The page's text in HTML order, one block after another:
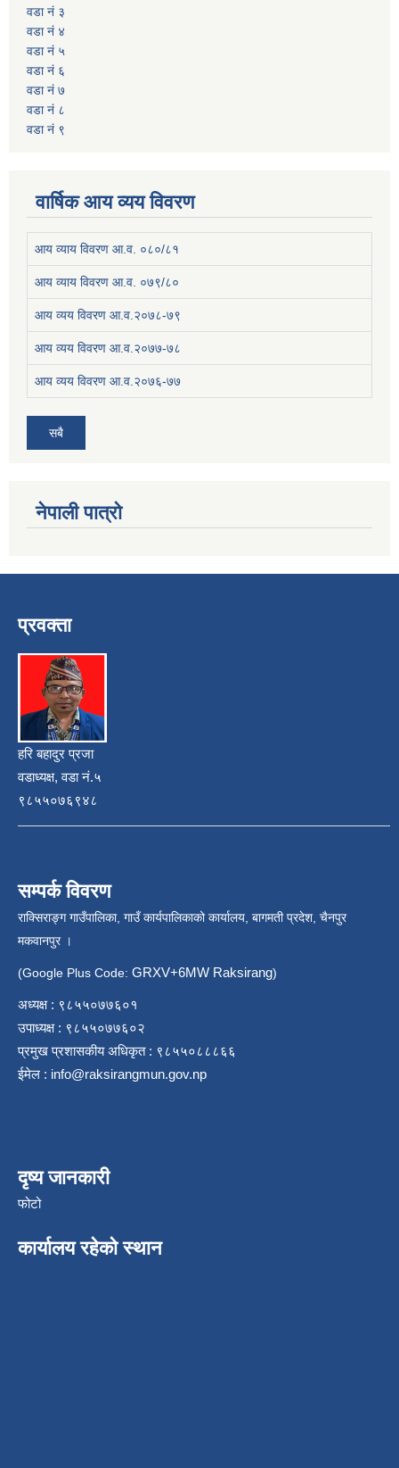
वडा नं ३
वडा नं ४
वडा नं ५
वडा नं ६
वडा नं ७
वडा नं ८
वडा नं ९
वार्षिक आय व्यय विवरण
आय व्याय विवरण आ.व. ०८०/८१
आय व्याय विवरण आ.व. ०७९/८०
आय व्यय विवरण आ.व.२०७८-७९
आय व्यय विवरण आ.व.२०७७-७८
आय व्यय विवरण आ.व.२०७६-७७
सबै
नेपाली पात्रो
प्रवक्ता
हरि बहादुर प्रजा
वडाध्यक्ष, वडा नं.५
९८५५०७६९४८
सम्पर्क विवरण
राक्सिराङ्ग गाउँपालिका, गाउँ कार्यपालिकाको कार्यालय, बागमती प्रदेश, चैनपुर
मकवानपुर ।
(Google Plus Code: GRXV+6MW Raksirang)
अध्यक्ष : ९८५५०७७६०१
उपाध्यक्ष : ९८५५०७७६०२
प्रमुख प्रशासकीय अधिकृत : ९८५५०८८८६६
ईमेल : info@raksirangmun.gov.np
दृष्य जानकारी
फोटो
कार्यालय रहेको स्थान